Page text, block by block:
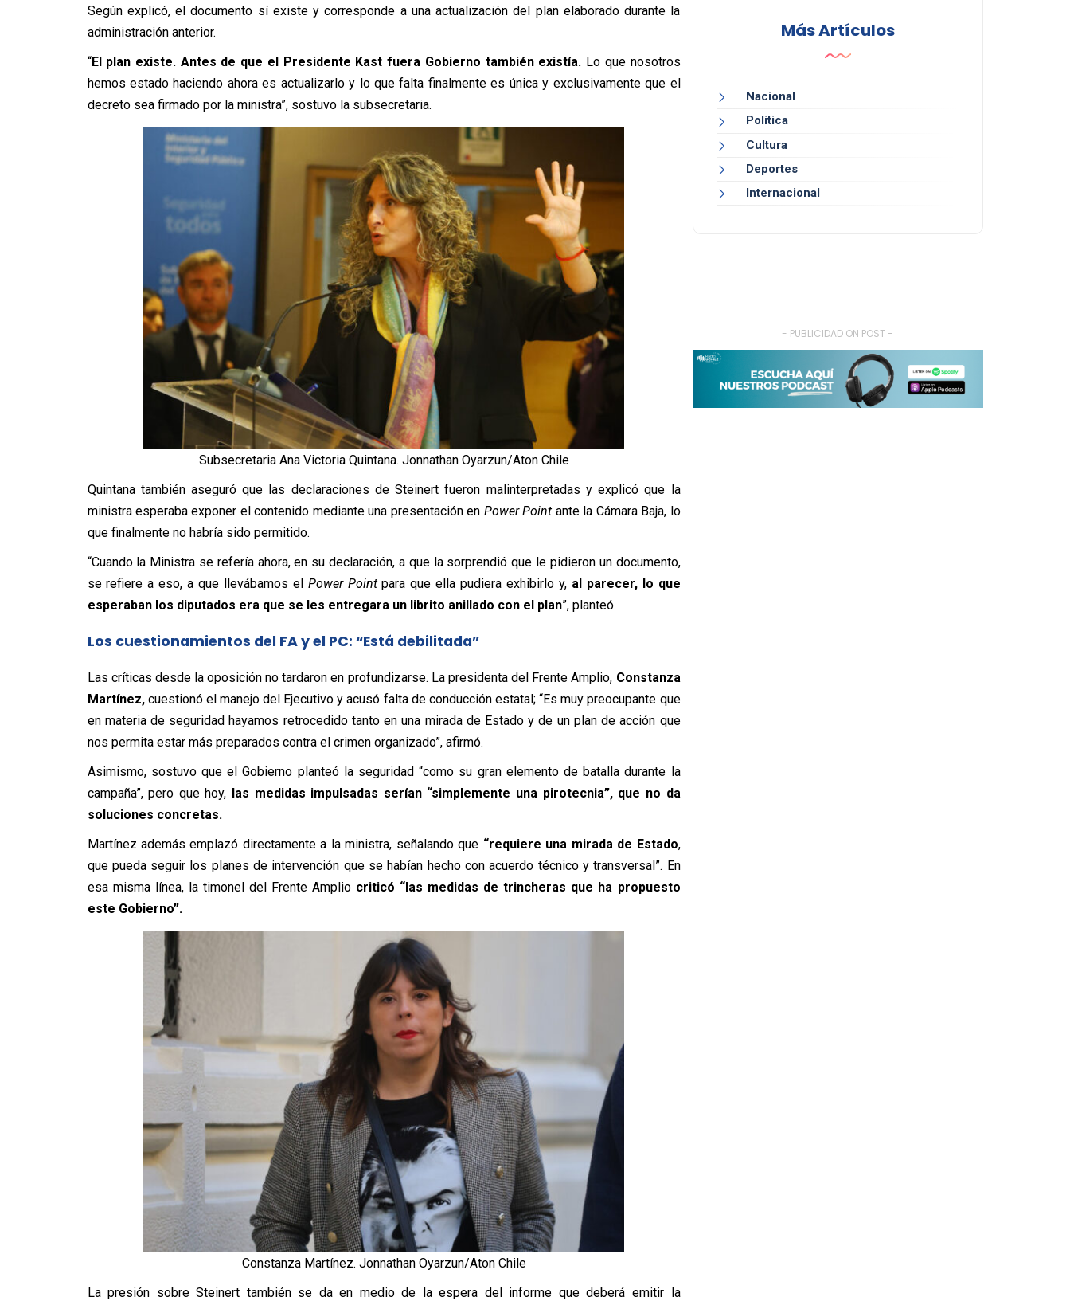
Según explicó, el documento sí existe y corresponde a una actualización del plan elaborado durante la
administración anterior.
“El plan existe. Antes de que el Presidente Kast fuera Gobierno también existía. Lo que nosotros
hemos estado haciendo ahora es actualizarlo y lo que falta finalmente es única y exclusivamente que el
decreto sea firmado por la ministra”, sostuvo la subsecretaria.
Subsecretaria Ana Victoria Quintana. Jonnathan Oyarzun/Aton Chile
Quintana también aseguró que las declaraciones de Steinert fueron malinterpretadas y explicó que la
ministra esperaba exponer el contenido mediante una presentación en Power Point ante la Cámara Baja, lo
que finalmente no habría sido permitido.
“Cuando la Ministra se refería ahora, en su declaración, a que la sorprendió que le pidieron un documento,
se refiere a eso, a que llevábamos el Power Pointpara que ella pudiera exhibirlo y, al parecer, lo que
esperaban los diputados era que se les entregara un librito anillado con el plan”, planteó.
Los cuestionamientos del FA y el PC: “Está debilitada”
Las críticas desde la oposición no tardaron en profundizarse. La presidenta del Frente Amplio, Constanza
Martínez,cuestionó el manejo del Ejecutivo y acusó falta de conducción estatal; “Es muy preocupante que
en materia de seguridad hayamos retrocedido tanto en una mirada de Estado y de un plan de acción que
nos permita estar más preparados contra el crimen organizado”, afirmó.
Asimismo, sostuvo que el Gobierno planteó la seguridad “como su gran elemento de batalla durante la
campaña”, pero que hoy, las medidas impulsadas serían “simplemente una pirotecnia”, que no da
soluciones concretas.
Martínez además emplazó directamente a la ministra, señalando que “requiere una mirada de Estado,
que pueda seguir los planes de intervención que se habían hecho con acuerdo técnico y transversal”. En
esa misma línea, la timonel del Frente Ampliocriticó “las medidas de trincheras que ha propuesto
este Gobierno”.
Constanza Martínez. Jonnathan Oyarzun/Aton Chile
La presión sobre Steinert también se da en medio de la espera del informe que deberá emitir la
Más Artículos
Nacional
Política
Cultura
Deportes
Internacional
- PUBLICIDAD ON POST -